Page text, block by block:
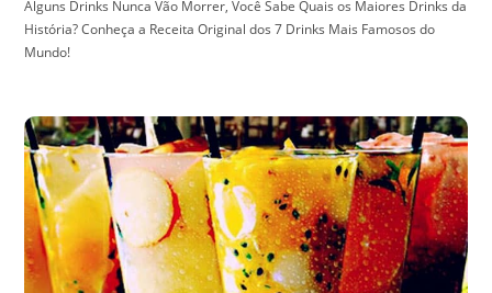
Alguns Drinks Nunca Vão Morrer, Você Sabe Quais os Maiores Drinks da
História? Conheça a Receita Original dos 7 Drinks Mais Famosos do
Mundo!